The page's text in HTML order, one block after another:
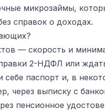
микрозаймы,
справок о доходах.
— скорость и
2-НДФЛ или
паспорт и, в
через выписку с
пенсионное